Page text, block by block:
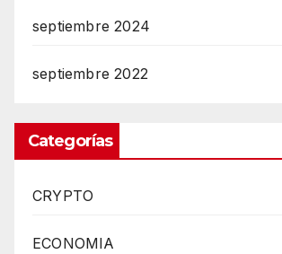
septiembre 2024
septiembre 2022
Categorías
CRYPTO
ECONOMIA